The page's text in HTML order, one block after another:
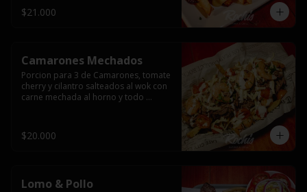
papas fritas.
$21.000
Camarones Mechados
Porcion para 3 de Camarones, tomate
cherry y cilantro salteados al wok con
carne mechada al horno y todo
casera.
$20.000
Lomo & Pollo